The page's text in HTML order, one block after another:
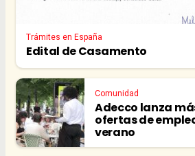
Trámites en España
Edital de Casamento
Comunidad
Adecco lanza
ofertas de
verano